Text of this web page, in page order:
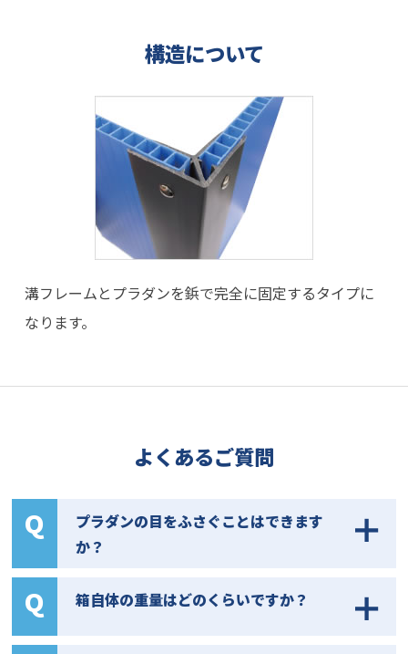
構造について
溝フレームとプラダンを鋲で完全に固定するタイプに
なります。
よくあるご質問
プラダンの目をふさぐことはできます
か？
箱自体の重量はどのくらいですか？